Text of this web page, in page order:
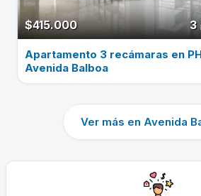
$415.000 3
Apartamento 3 recámaras en
Avenida Balboa
Ver más en Avenida